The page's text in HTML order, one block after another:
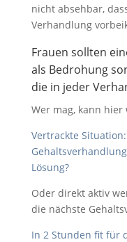
nicht absehbar,
Verhandlung
Frauen sollten
als Bedrohung
die in jeder
Wer mag, kann hier
Vertrackte
Lösung?
Oder direkt aktiv
die nächste
In 2 Stunden fit für